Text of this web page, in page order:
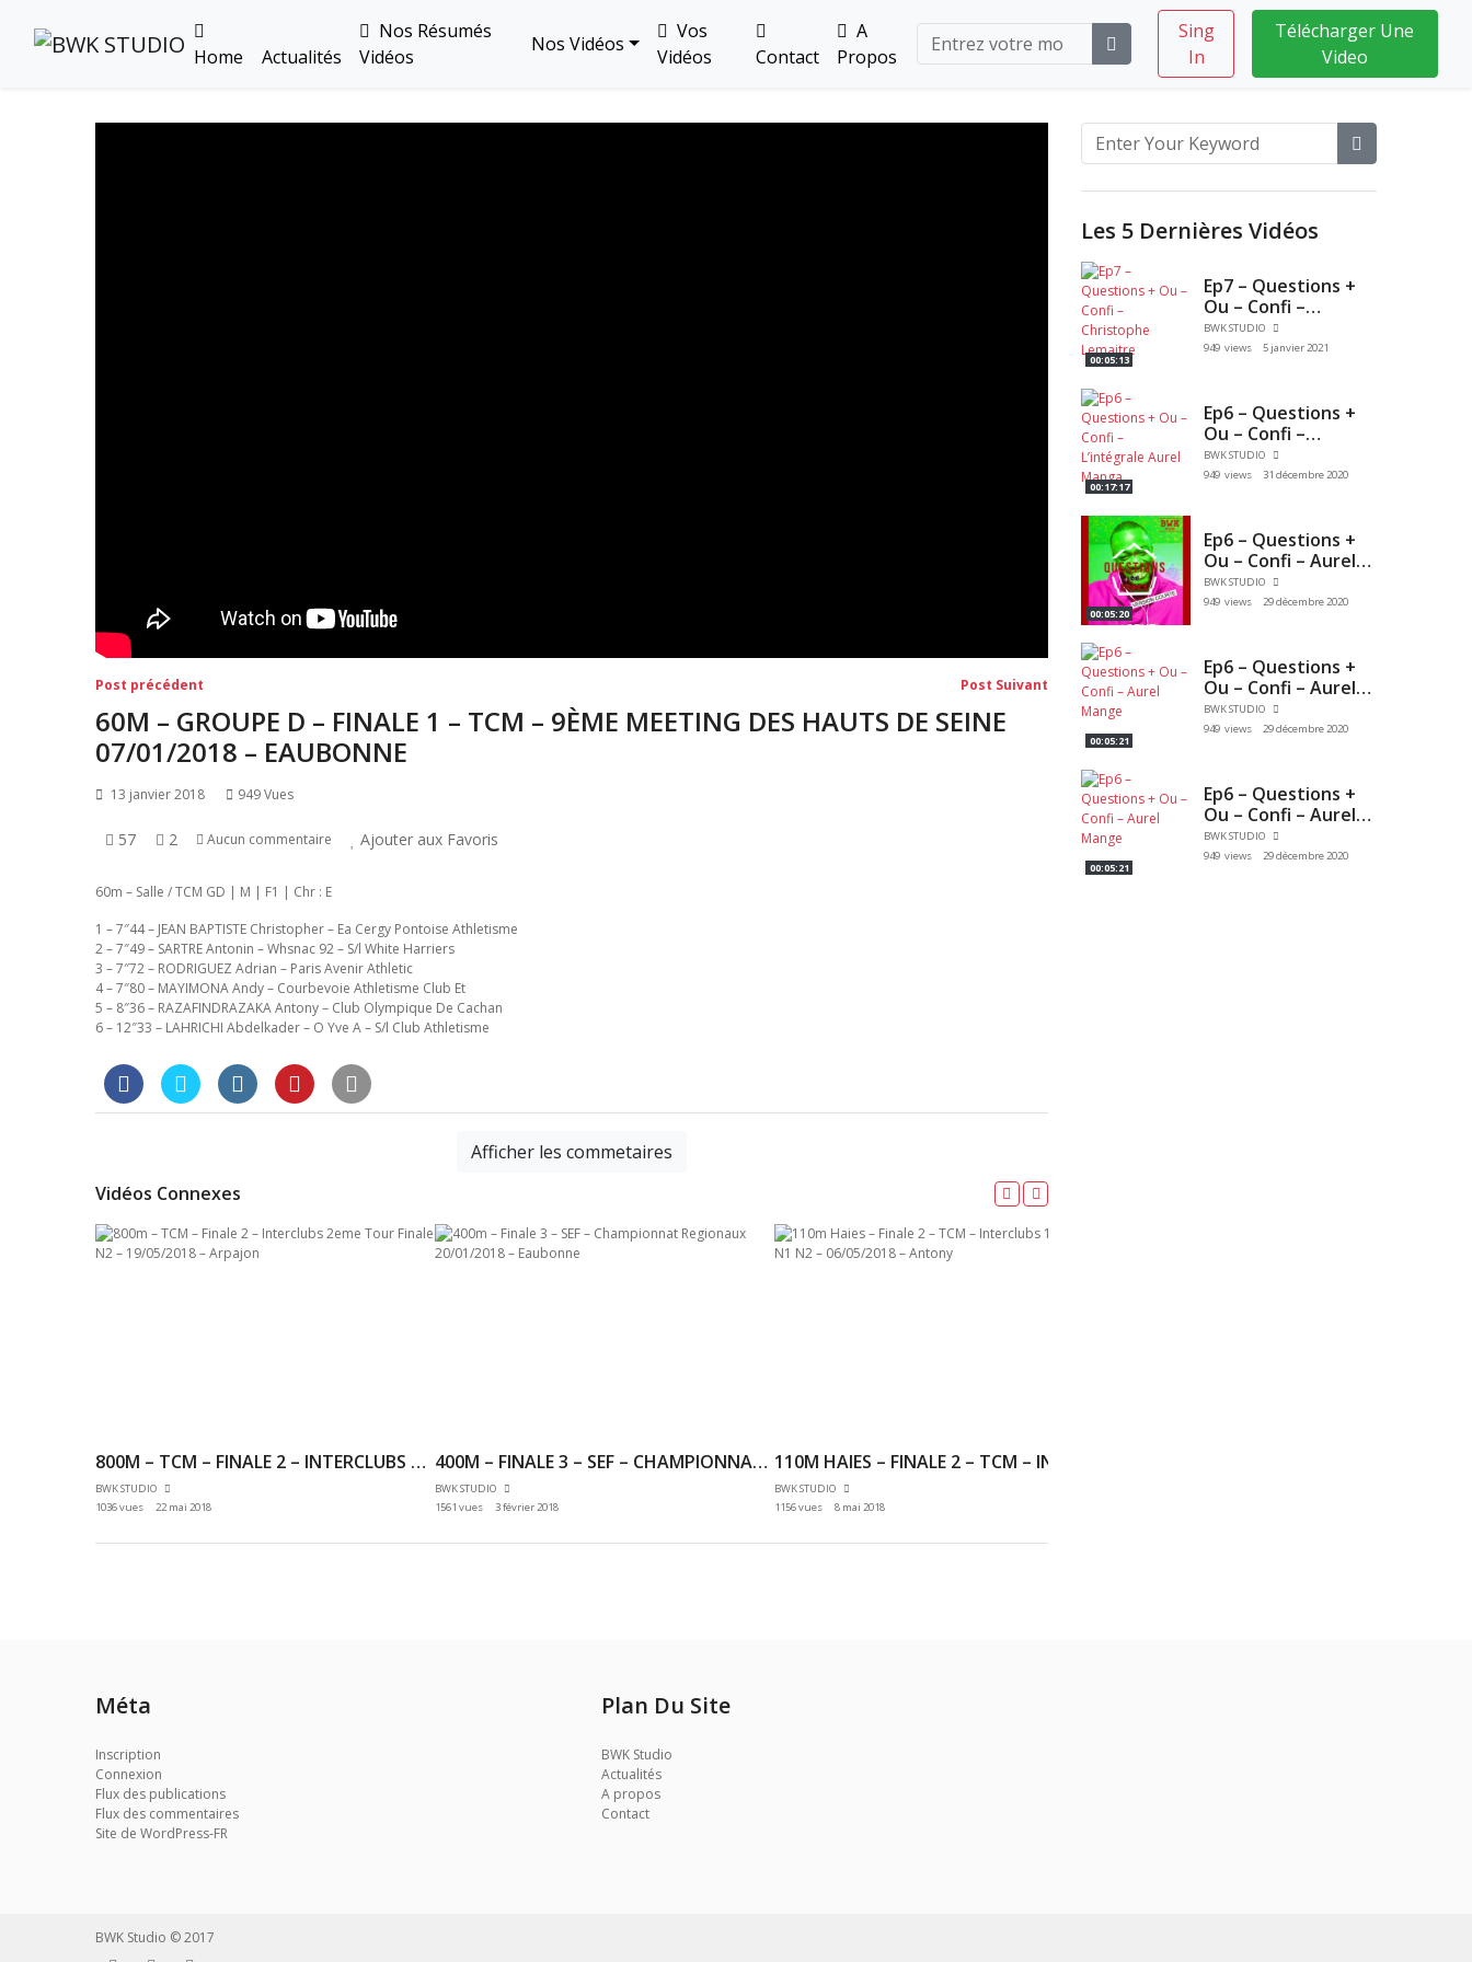
Home Actualités
Nos Résumés
Vidéos
Nos Vidéos
Vos
Vidéos
Contact
A
Propos
Sing
In
Télécharger Une
Video
Navigation
de
l’article
Post précédent Post Suivant
suivant:
60M – GROUPE D – FINALE 1 – TCM – 9ÈME MEETING DES HAUTS DE SEINE
07/01/2018 – EAUBONNE
13 janvier 2018 949 Vues
57 2 Aucun commentaire Ajouter aux Favoris
60m – Salle / TCM GD | M | F1 | Chr : E
1 – 7″44 – JEAN BAPTISTE Christopher – Ea Cergy Pontoise Athletisme
2 – 7″49 – SARTRE Antonin – Whsnac 92 – S/l White Harriers
3 – 7″72 – RODRIGUEZ Adrian – Paris Avenir Athletic
4 – 7″80 – MAYIMONA Andy – Courbevoie Athletisme Club Et
5 – 8″36 – RAZAFINDRAZAKA Antony – Club Olympique De Cachan
6 – 12″33 – LAHRICHI Abdelkader – O Yve A – S/l Club Athletisme
Afficher les commetaires
Vidéos Connexes
800M – TCM – FINALE 2 – INTERCLUBS 2EME TOUR FINALE N2 – 19/05/2018 – ARPAJON
BWK STUDIO
1036 vues
22 mai 2018
400M – FINALE 3 – SEF – CHAMPIONNAT REGIONAUX 20/01/2018 – EAUBONNE
BWK STUDIO
1561 vues
3 février 2018
BWK STUDIO
1156 vues
8 mai 2018
Les 5 Dernières Vidéos
00:05:13
Ep7 – Questions +
Ou – Confi –
Christophe
Lemaitre
BWK STUDIO
949 views
5 janvier 2021
00:17:17
Ep6 – Questions +
Ou – Confi –
L’intégrale Aurel
Manga
BWK STUDIO
949 views
31 décembre 2020
00:05:20
Ep6 – Questions +
Ou – Confi – Aurel
Manga
BWK STUDIO
949 views
29 décembre 2020
00:05:21
Ep6 – Questions +
Ou – Confi – Aurel
Mange
BWK STUDIO
949 views
29 décembre 2020
00:05:21
Ep6 – Questions +
Ou – Confi – Aurel
Mange
BWK STUDIO
949 views
29 décembre 2020
Méta
Inscription
Connexion
Flux des publications
Flux des commentaires
Site de WordPress-FR
Plan Du Site
BWK Studio
Actualités
A propos
Contact
BWK Studio © 2017